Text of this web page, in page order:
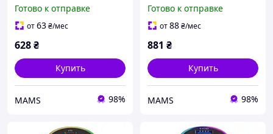
Готово к отправке
от63₴/мес
628₴
Купить
MAMS 98%
Готово к отправке
от88₴/мес
881 ₴
Купить
MAMS 98%